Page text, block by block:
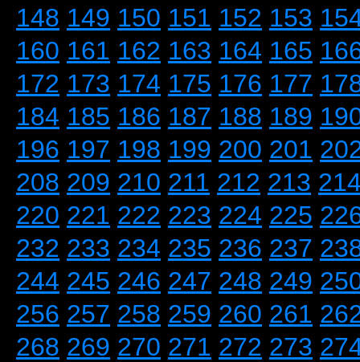
148 149 150 151 152 153
160 161 162 163 164 165
172 173 174 175 176 177
184 185 186 187 188 189
196 197 198 199 200 201
208 209 210 211 212 213
220 221 222 223 224 225
232 233 234 235 236 237
244 245 246 247 248 249
256 257 258 259 260 261
268 269 270 271 272 273